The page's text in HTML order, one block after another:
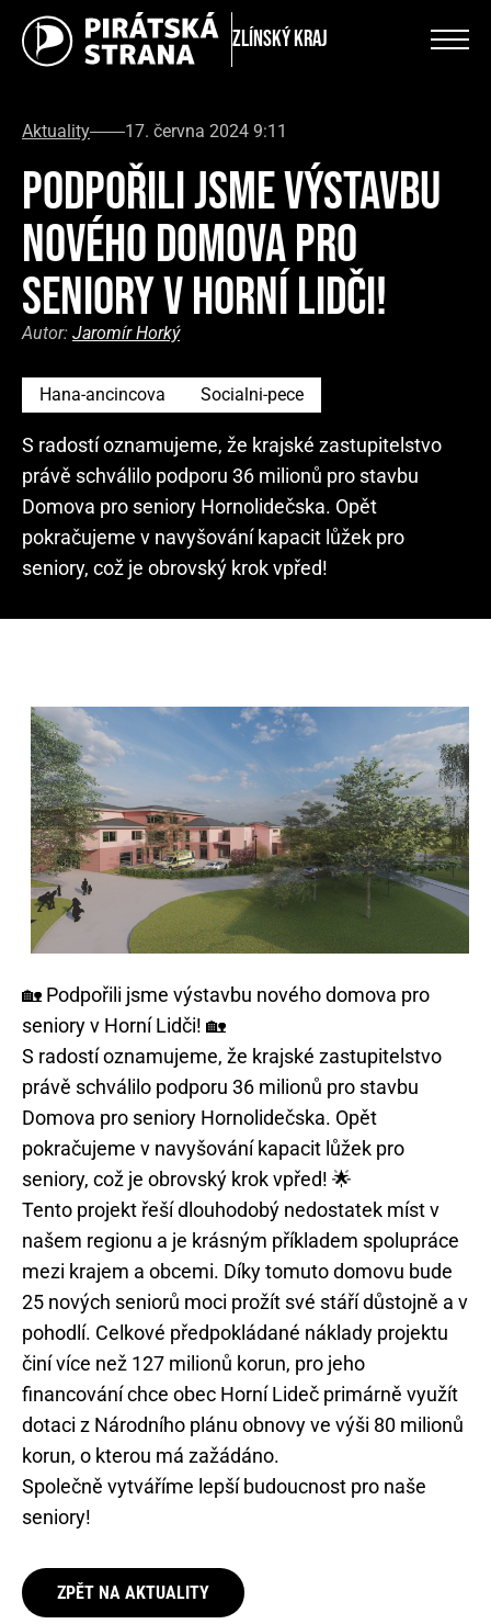
Zlínský kraj
Aktuality 17. června 2024 9:11
PODPOŘILI JSME VÝSTAVBU
NOVÉHO DOMOVA PRO
SENIORY V HORNÍ LIDČI!
Autor: Jaromír Horký
Hana-ancincova Socialni-pece
S radostí oznamujeme, že krajské zastupitelstvo
právě schválilo podporu 36 milionů pro stavbu
Domova pro seniory Hornolidečska. Opět
pokračujeme v navyšování kapacit lůžek pro
seniory, což je obrovský krok vpřed!
🏡 Podpořili jsme výstavbu nového domova pro
seniory v Horní Lidči! 🏡
S radostí oznamujeme, že krajské zastupitelstvo
právě schválilo podporu 36 milionů pro stavbu
Domova pro seniory Hornolidečska. Opět
pokračujeme v navyšování kapacit lůžek pro
seniory, což je obrovský krok vpřed! 🌟
Tento projekt řeší dlouhodobý nedostatek míst v
našem regionu a je krásným příkladem spolupráce
mezi krajem a obcemi. Díky tomuto domovu bude
25 nových seniorů moci prožít své stáří důstojně a v
pohodlí. Celkové předpokládané náklady projektu
činí více než 127 milionů korun, pro jeho
financování chce obec Horní Lideč primárně využít
dotaci z Národního plánu obnovy ve výši 80 milionů
korun, o kterou má zažádáno.
Společně vytváříme lepší budoucnost pro naše
seniory!
ZPĚT NA AKTUALITY